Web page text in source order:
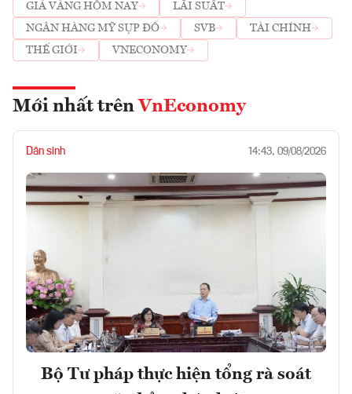
GIÁ VÀNG HÔM NAY
LÃI SUẤT
NGÂN HÀNG MỸ SỤP ĐỔ
SVB
TÀI CHÍNH
THẾ GIỚI
VNECONOMY
Mới nhất trên VnEconomy
Dân sinh 14:43, 09/08/2026
Bộ Tư pháp thực hiện tổng rà soát